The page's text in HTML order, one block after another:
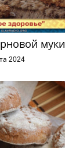
муки
2024